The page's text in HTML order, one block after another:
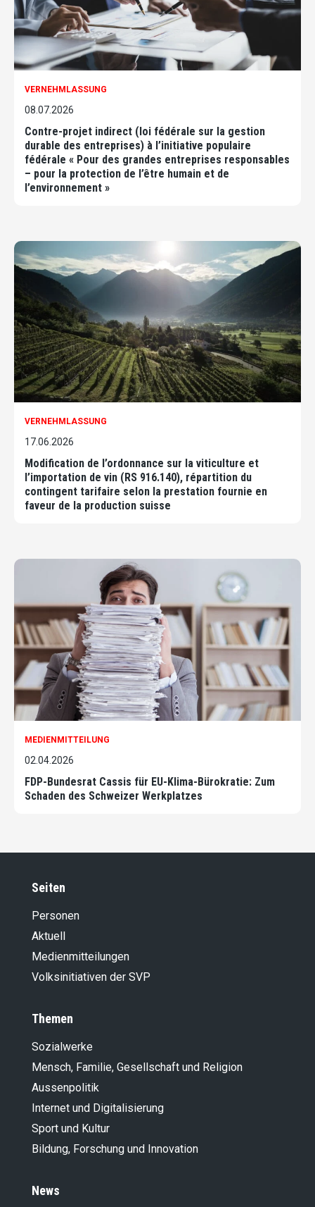
VERNEHMLASSUNG
08.07.2026
Contre-projet indirect (loi fédérale sur la gestion
durable des entreprises) à l’initiative populaire
fédérale « Pour des grandes entreprises responsables
– pour la protection de l’être humain et de
l’environnement »
VERNEHMLASSUNG
17.06.2026
Modification de l’ordonnance sur la viticulture et
l’importation de vin (RS 916.140), répartition du
contingent tarifaire selon la prestation fournie en
faveur de la production suisse
MEDIENMITTEILUNG
02.04.2026
FDP-Bundesrat Cassis für EU-Klima-Bürokratie: Zum
Schaden des Schweizer Werkplatzes
Seiten
Personen
Aktuell
Medienmitteilungen
Volksinitiativen der SVP
Themen
Sozialwerke
Mensch, Familie, Gesellschaft und Religion
Aussenpolitik
Internet und Digitalisierung
Sport und Kultur
Bildung, Forschung und Innovation
News